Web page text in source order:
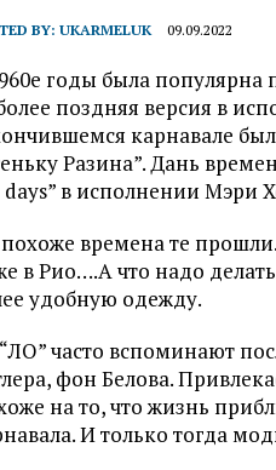
BY: UKARMELUK 09.09.2022
годы была популярна
поздняя версия в
карнавале
Разина”. Дань
в исполнении Мэри
времена те
в Рио….А что надо
удобную одежду.
часто вспоминают
фон Белова.
на то, что жизнь
И только тогда